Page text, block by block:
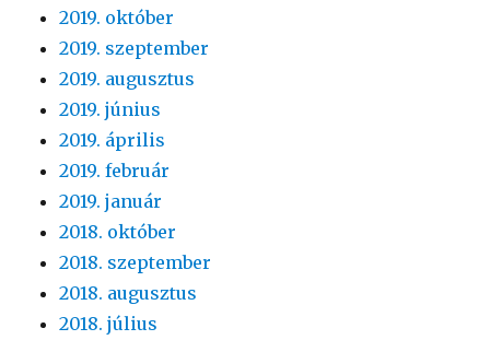
2019. október
2019. szeptember
2019. augusztus
2019. június
2019. április
2019. február
2019. január
2018. október
2018. szeptember
2018. augusztus
2018. július